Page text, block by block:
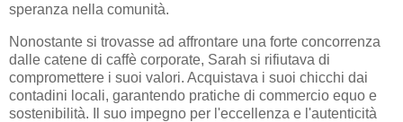
speranza nella comunità.
Nonostante si trovasse ad affrontare una forte concorrenza
dalle catene di caffè corporate, Sarah si rifiutava di
compromettere i suoi valori. Acquistava i suoi chicchi dai
contadini locali, garantendo pratiche di commercio equo e
sostenibilità. Il suo impegno per l'eccellenza e l'autenticità